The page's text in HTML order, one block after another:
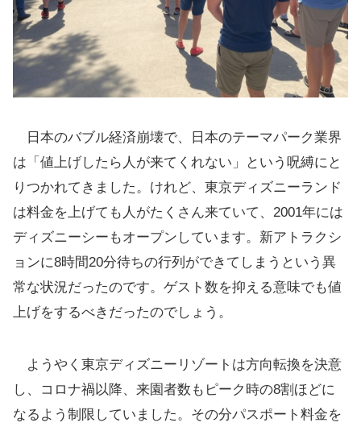
日本のバブル経済崩壊で、日本のテーマパーク業界
は「値上げしたら人が来てくれない」という呪縛にと
りつかれてきました。けれど、東京ディズニーランド
は料金を上げても人がたくさん来ていて、2001年には
ディズニーシーもオープンしています。新アトラクシ
ョンに8時間20分待ちの行列ができてしまうという異
常な状況だったのです。ゲスト数を抑える意味でも値
上げをするべきだったのでしょう。
ようやく東京ディズニーリゾートは方向転換を決意
し、コロナ禍以降、来園者数もピーク時の8割ほどに
なるよう制限していました。その分パスポート料金を